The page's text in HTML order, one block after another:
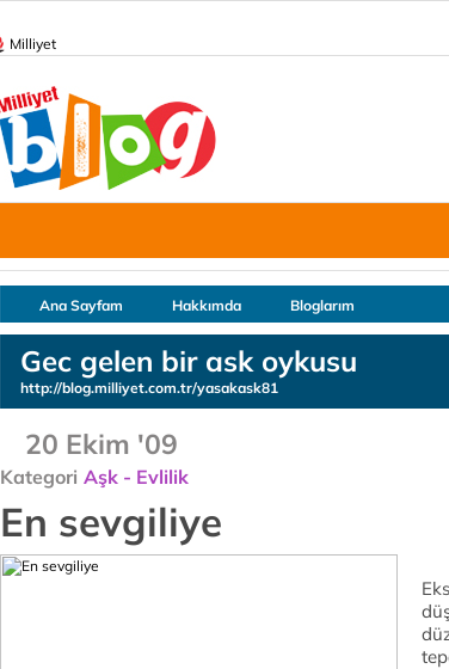
Milliyet
Ana Sayfam Hakkımda Bloglarım
Gec gelen bir ask oykusu
http://blog.milliyet.com.tr/yasakask81
20 Ekim '09
Kategori Aşk - Evlilik
En sevgiliye